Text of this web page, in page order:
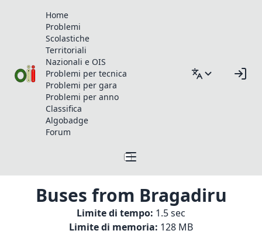
Home
Problemi
Scolastiche
Territoriali
Nazionali e OIS
Problemi per tecnica
Problemi per gara
Problemi per anno
Classifica
Algobadge
Forum
Buses from Bragadiru
Limite di tempo: 1.5 sec
Limite di memoria: 128 MB